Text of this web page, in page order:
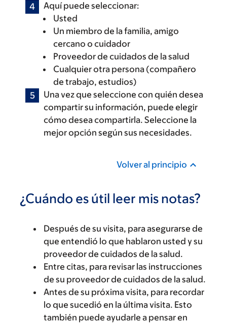
Aquí puede seleccionar:
Usted
Un miembro de la familia, amigo
cercano o cuidador
Proveedor de cuidados de la salud
Cualquier otra persona (compañero
de trabajo, estudios)
Una vez que seleccione con quién desea
compartir su información, puede elegir
cómo desea compartirla. Seleccione la
mejor opción según sus necesidades.
Volver al principio
¿Cuándo es útil leer mis notas?
Después de su visita, para asegurarse de
que entendió lo que hablaron usted y su
proveedor de cuidados de la salud.
Entre citas, para revisar las instrucciones
de su proveedor de cuidados de la salud.
Antes de su próxima visita, para recordar
lo que sucedió en la última visita. Esto
también puede ayudarle a pensar en